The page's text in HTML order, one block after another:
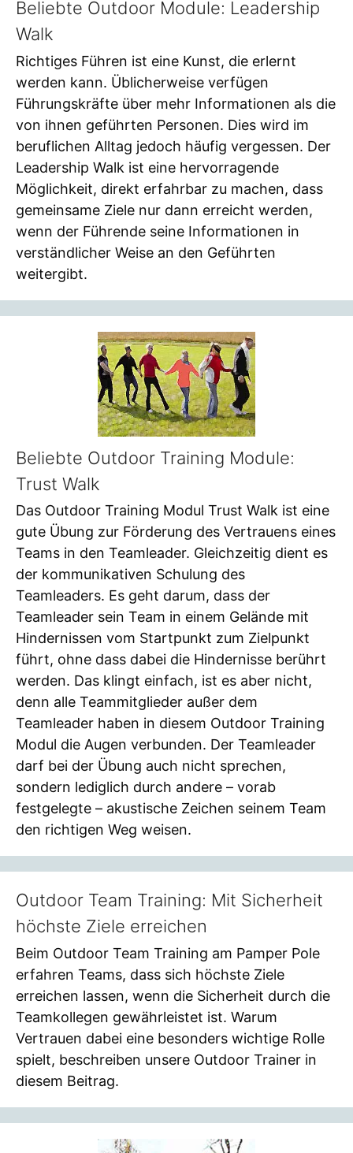
Beliebte Outdoor Module: Leadership
Walk
Richtiges Führen ist eine Kunst, die erlernt
werden kann. Üblicherweise verfügen
Führungskräfte über mehr Informationen als die
von ihnen geführten Personen. Dies wird im
beruflichen Alltag jedoch häufig vergessen. Der
Leadership Walk ist eine hervorragende
Möglichkeit, direkt erfahrbar zu machen, dass
gemeinsame Ziele nur dann erreicht werden,
wenn der Führende seine Informationen in
verständlicher Weise an den Geführten
weitergibt.
Beliebte Outdoor Training Module:
Trust Walk
Das Outdoor Training Modul Trust Walk ist eine
gute Übung zur Förderung des Vertrauens eines
Teams in den Teamleader. Gleichzeitig dient es
der kommunikativen Schulung des
Teamleaders. Es geht darum, dass der
Teamleader sein Team in einem Gelände mit
Hindernissen vom Startpunkt zum Zielpunkt
führt, ohne dass dabei die Hindernisse berührt
werden. Das klingt einfach, ist es aber nicht,
denn alle Teammitglieder außer dem
Teamleader haben in diesem Outdoor Training
Modul die Augen verbunden. Der Teamleader
darf bei der Übung auch nicht sprechen,
sondern lediglich durch andere – vorab
festgelegte – akustische Zeichen seinem Team
den richtigen Weg weisen.
Outdoor Team Training: Mit Sicherheit
höchste Ziele erreichen
Beim Outdoor Team Training am Pamper Pole
erfahren Teams, dass sich höchste Ziele
erreichen lassen, wenn die Sicherheit durch die
Teamkollegen gewährleistet ist. Warum
Vertrauen dabei eine besonders wichtige Rolle
spielt, beschreiben unsere Outdoor Trainer in
diesem Beitrag.